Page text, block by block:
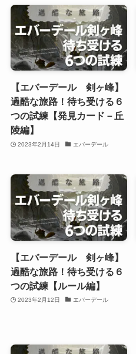
【エバーデール 剣ヶ峰】
過酷な旅路！待ち受ける６
つの試練【発見カード－丘
陵編】
2023年2月14日 エバーデール
【エバーデール 剣ヶ峰】
過酷な旅路！待ち受ける６
つの試練【ルール編】
2023年2月12日 エバーデール